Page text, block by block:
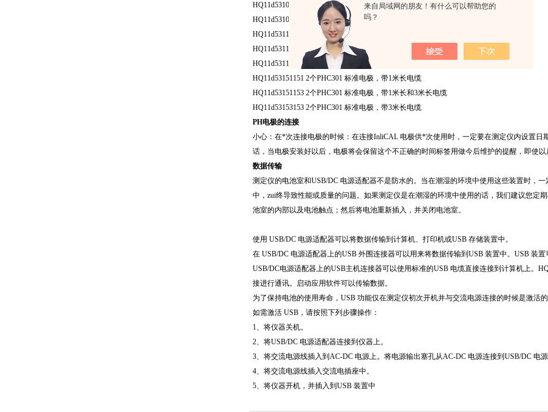
来自局域网的朋友！有什么可以帮助您的
吗？
HQ11d53103151 1个PHC101 标准电极和1个PHC301标准电极，带3米长和1米长电缆
HQ11d53103153 1个PHC101 标准电极和1个PHC301标准电极，带3米长电缆
HQ11d53115115 2个PHC101 坚固电极，带5米长电缆
HQ11d53115151 1个PHC101 坚固电极和1个PHC301标准电极，带1米长和5米长电缆
HQ11d53115153 1个PHC101 坚固电极和1个PHC301标准电极，带3米长和5米长电缆
HQ11d53151151 2个PHC301 标准电极，带1米长电缆
HQ11d53151153 2个PHC301 标准电极，带1米长和3米长电缆
HQ11d53153153 2个PHC301 标准电极，带3米长电缆
PH电极的连接
小心：在*次连接电极的时候：在连接InliCAL 电极供*次使用时，一定要在测定仪内设置日
话，当电极安装好以后，电极将会保留这个不正确的时间标签用做今后维护的提醒，即使
数据传输
测定仪的电池室和USB/DC 电源适配器不是防水的。当在潮湿的环境中使用这些装置时，
中，zui终导致性能或质量的问题。如果测定仪是在潮湿的环境中使用的话，我们建议您定
池室的内部以及电池触点；然后将电池重新插入，并关闭电池室。
使用 USB/DC 电源适配器可以将数据传输到计算机、打印机或USB 存储装置中。
在 USB/DC 电源适配器上的USB 外围连接器可以用来将数据传输到USB 装置中。USB 装置
USB/DC电源适配器上的USB主机连接器可以使用标准的USB 电缆直接连接到计算机上。
接进行通讯。启动应用软件可以传输数据。
为了保持电池的使用寿命，USB 功能仅在测定仪初次开机并与交流电源连接的时候是激活的
如需激活 USB，请按照下列步骤操作：
1、将仪器关机。
2、将USB/DC 电源适配器连接到仪器上。
3、将交流电源线插入到AC-DC 电源上。将电源输出塞孔从AC-DC 电源连接到USB/DC 电源
4、将交流电源线插入交流电插座中。
5、将仪器开机，并插入到USB 装置中